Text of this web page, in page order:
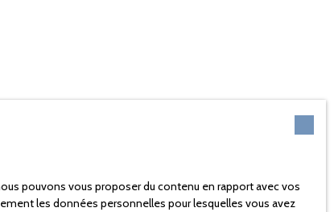
pouvons vous proposer du contenu en rapport avec vos
les données personnelles pour lesquelles vous avez